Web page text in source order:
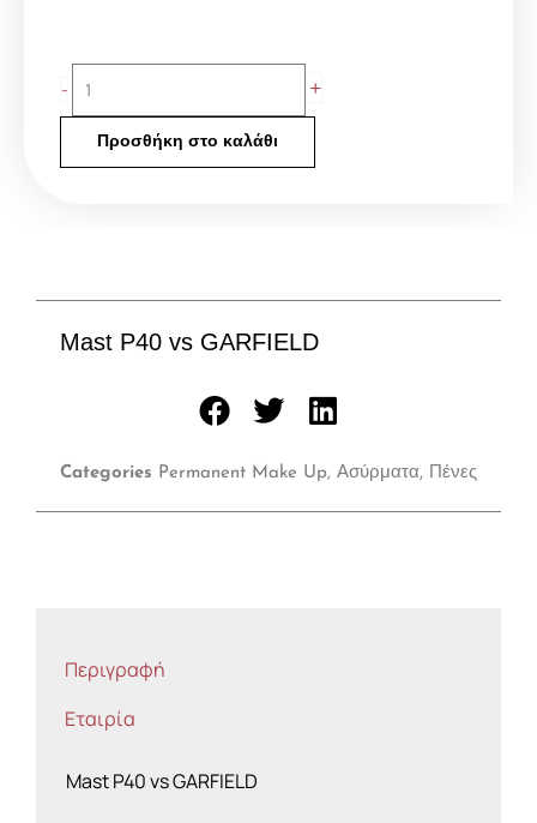
-
P40
GARFIELD
+
Προσθήκη στο καλάθι
Mast P40 vs GARFIELD
Categories Permanent Make Up, Ασύρματα, Πένες
Περιγραφή
Εταιρία
Mast P40 vs GARFIELD